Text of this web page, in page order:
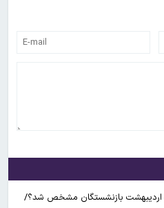
اردیبهشت بازنشستگان مشخص شد؟/